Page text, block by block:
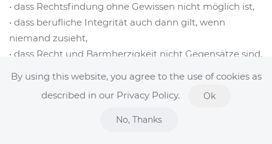
By using this website, you agree to the use of cookies as
described in our Privacy Policy.
Ok
No, Thanks
• dass Rechtsfindung ohne Gewissen nicht möglich ist,
• dass berufliche Integrität auch dann gilt, wenn
niemand zusieht,
• dass Recht und Barmherzigkeit nicht Gegensätze sind,
Wie Maria dürfen wir sagen: